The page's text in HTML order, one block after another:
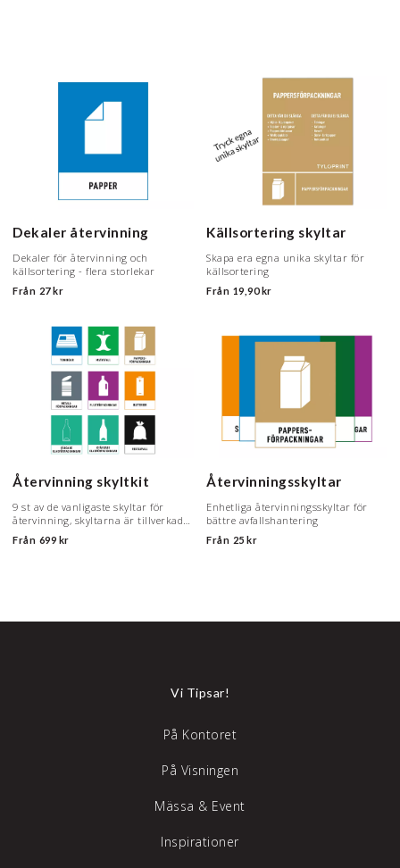
Dekaler återvinning
Dekaler för återvinning och
källsortering - flera storlekar
Från 27 kr
Källsortering skyltar
Skapa era egna unika skyltar för
källsortering
Från 19,90 kr
Återvinning skyltkit
9 st av de vanligaste skyltar för
återvinning, skyltarna är tillverkade
i plast.
Från 699 kr
Återvinningsskyltar
Enhetliga återvinningsskyltar för
bättre avfallshantering
Från 25 kr
Vi Tipsar!
På Kontoret
På Visningen
Mässa & Event
Inspirationer